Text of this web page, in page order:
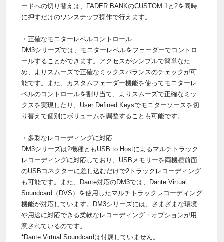
ードへの切り替えは、FADER BANKのCUSTOM 1と2を同時
に押すだけのワンステップ操作で行えます。
・正確なモニターレベルコントロール
DM3シリーズでは、モニターレベルをフェーダーでコントロ
ールすることができます。アクセスがシンプルで簡単なた
め、よりスムーズで正確なミックスバランスのチェックが可
能です。また、カスタムフェーダー機能を使ってモニターレ
ベルのコントロールを割り当て、よりスムーズで正確なミッ
クスを実現したり、User Defined Keysでモニターソースを切
り替えて個別にボリュームを調整することも可能です。
・多彩なレコーディングに対応
DM3シリーズは2機種ともUSB to Hostによるマルチトラック
レコーディングに対応しており、USBメモリーを両機種前面
のUSBコネクターに差し込むだけで2トラックレコーディング
も可能です。また、Dante対応のDM3では、Dante Virtual
Soundcard（DVS）を使用したマルチトラックレコーディング
機能が対応しています。DM3シリーズには、さまざまな環境
や用途に対応できる柔軟なレコーディング・オプションが用
意されているのです。
*Dante Virtual Soundcardは付属していません。